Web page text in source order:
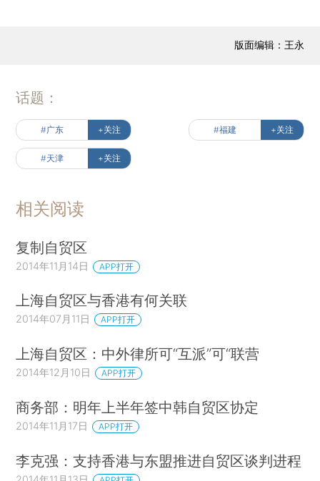
版面编辑：王永
话题：
#广东 +关注 #福建 +关注
#天津 +关注
相关阅读
复制自贸区
2014年11月14日 APP打开
上海自贸区与香港有何关联
2014年07月11日 APP打开
上海自贸区：中外律所可“互派”可“联营
2014年12月10日 APP打开
商务部：明年上半年签中韩自贸区协定
2014年11月17日 APP打开
李克强：支持香港与东盟推进自贸区谈判进程